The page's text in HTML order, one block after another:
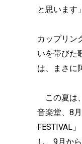
と思います」
カップリン
いを帯びた
は、まさに
この夏は
音楽堂、8
FESTIVAL
し、9月か